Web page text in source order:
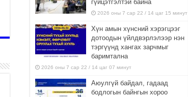
гүйцэтгэлтэй байна
2026 оны 7 сар 22 / 14 цаг 15 минут
Хүн амын хүнсний хэрэгцээг
дотоодын үйлдвэрлэлээр нэн
тэргүүнд хангах зарчмыг
баримтална
2026 оны 7 сар 22 / 14 цаг 07 минут
Аюулгүй байдал, гадаад
бодлогын байнгын хороо